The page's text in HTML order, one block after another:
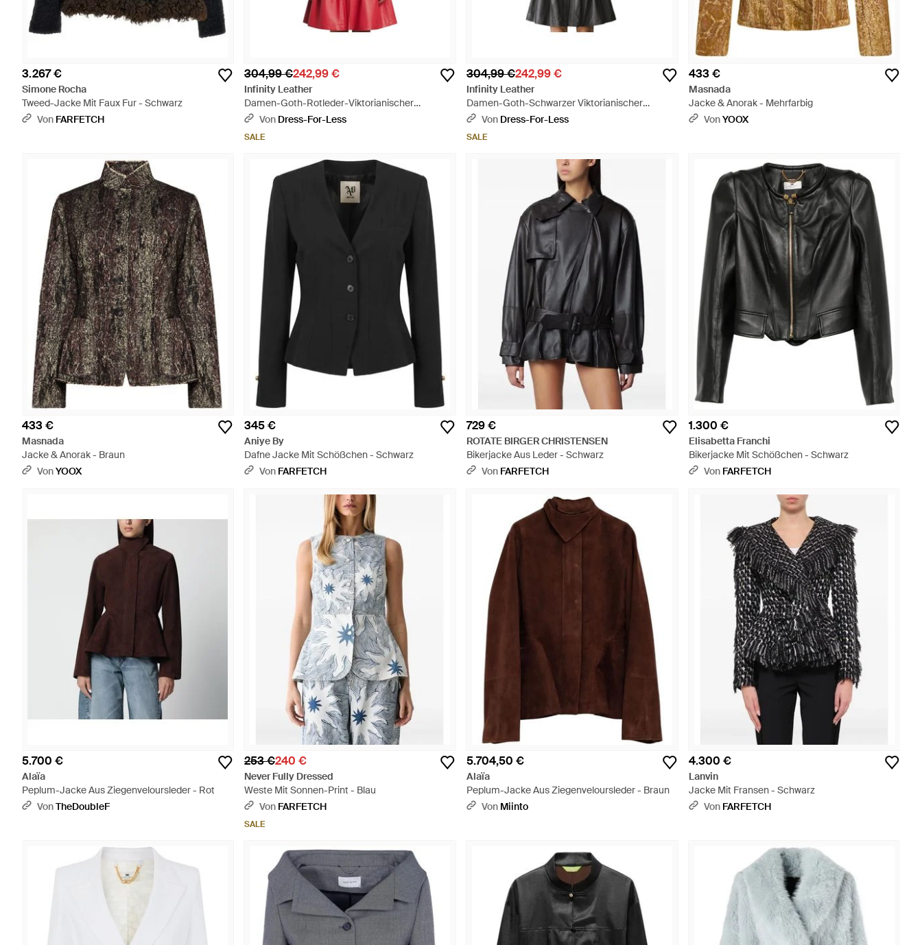
3.267 €
Simone Rocha
Tweed-Jacke Mit Faux Fur - Schwarz
Von FARFETCH
304,99 €242,99 €
Infinity Leather
Damen-Goth-Rotleder-Viktorianischer
Nietenmantel – Ribet - Rot
Von Dress-For-Less
SALE
304,99 €242,99 €
Infinity Leather
Damen-Goth-Schwarzer Viktorianischer
Ledermantel Mit Nieten – Ribet - Schwarz
Von Dress-For-Less
SALE
433 €
Masnada
Jacke & Anorak - Mehrfarbig
VonYOOX
433 €
Masnada
Jacke & Anorak - Braun
VonYOOX
345 €
Aniye By
Dafne Jacke Mit Schößchen - Schwarz
Von FARFETCH
729 €
ROTATE BIRGER CHRISTENSEN
Bikerjacke Aus Leder - Schwarz
Von FARFETCH
1.300 €
Elisabetta Franchi
Bikerjacke Mit Schößchen - Schwarz
Von FARFETCH
5.700 €
Alaïa
Peplum-Jacke Aus Ziegenveloursleder - Rot
VonTheDoubleF
253 €240 €
Never Fully Dressed
Weste Mit Sonnen-Print - Blau
Von FARFETCH
SALE
5.704,50 €
Alaïa
Peplum-Jacke Aus Ziegenveloursleder - Braun
Von Miinto
4.300 €
Lanvin
Jacke Mit Fransen - Schwarz
Von FARFETCH